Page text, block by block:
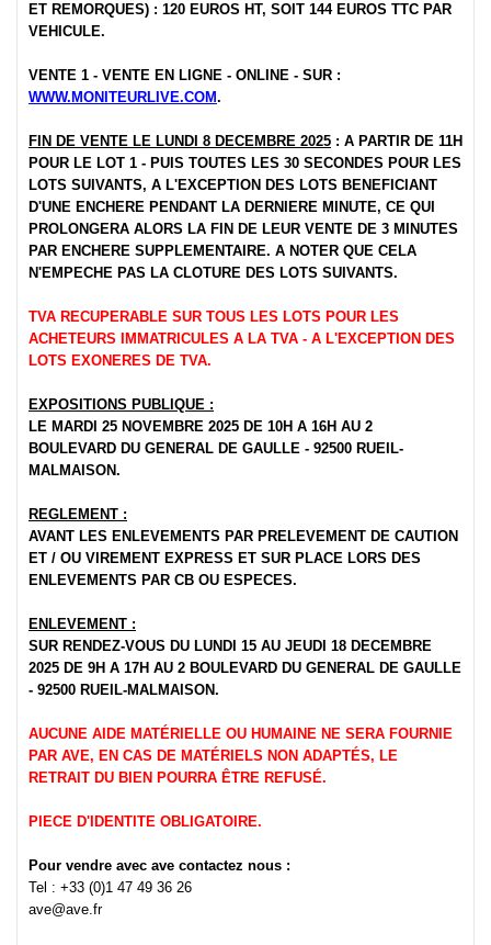
ET REMORQUES) : 120 EUROS HT, SOIT 144 EUROS TTC PAR
VEHICULE.
VENTE 1 - VENTE EN LIGNE - ONLINE - SUR :
WWW.MONITEURLIVE.COM.
FIN DE VENTE LE LUNDI 8 DECEMBRE 2025 : A PARTIR DE 11H
POUR LE LOT 1 - PUIS TOUTES LES 30 SECONDES POUR LES
LOTS SUIVANTS, A L'EXCEPTION DES LOTS BENEFICIANT
D'UNE ENCHERE PENDANT LA DERNIERE MINUTE, CE QUI
PROLONGERA ALORS LA FIN DE LEUR VENTE DE 3 MINUTES
PAR ENCHERE SUPPLEMENTAIRE. A NOTER QUE CELA
N'EMPECHE PAS LA CLOTURE DES LOTS SUIVANTS.
TVA RECUPERABLE SUR TOUS LES LOTS POUR LES
ACHETEURS IMMATRICULES A LA TVA - A L'EXCEPTION DES
LOTS EXONERES DE TVA.
EXPOSITIONS PUBLIQUE :
LE MARDI 25 NOVEMBRE 2025 DE 10H A 16H AU 2
BOULEVARD DU GENERAL DE GAULLE - 92500 RUEIL-
MALMAISON.
REGLEMENT :
AVANT LES ENLEVEMENTS PAR PRELEVEMENT DE CAUTION
ET / OU VIREMENT EXPRESS ET SUR PLACE LORS DES
ENLEVEMENTS PAR CB OU ESPECES.
ENLEVEMENT :
SUR RENDEZ-VOUS DU LUNDI 15 AU JEUDI 18 DECEMBRE
2025 DE 9H A 17H AU 2 BOULEVARD DU GENERAL DE GAULLE
- 92500 RUEIL-MALMAISON.
AUCUNE AIDE MATÉRIELLE OU HUMAINE NE SERA FOURNIE
PAR AVE, EN CAS DE MATÉRIELS NON ADAPTÉS, LE
RETRAIT DU BIEN POURRA ÊTRE REFUSÉ.
PIECE D'IDENTITE OBLIGATOIRE.
Pour vendre avec ave contactez nous :
Tel : +33 (0)1 47 49 36 26
ave@ave.fr